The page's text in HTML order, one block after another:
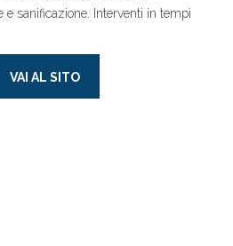
e sanificazione. Interventi in tempi
VAI AL SITO